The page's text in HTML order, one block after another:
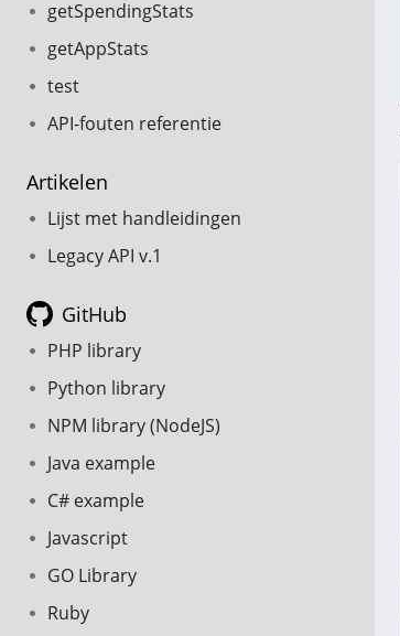
getSpendingStats
getAppStats
test
API-fouten referentie
Artikelen
Lijst met handleidingen
Legacy API v.1
GitHub
PHP library
Python library
NPM library (NodeJS)
Java example
C# example
Javascript
GO Library
Ruby